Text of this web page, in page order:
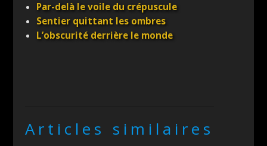
Par-delà le voile du crépuscule
Sentier quittant les ombres
L’obscurité derrière le monde
Articles similaires